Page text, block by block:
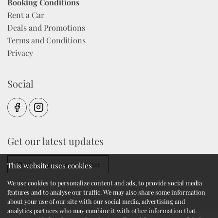
Booking Conditions
Rent a Car
Deals and Promotions
Terms and Conditions
Privacy
Social
Get our latest updates
Subscribe to our newsletter
This website uses cookies
We use cookies to personalize content and ads, to provide social media
features and to analyse our traffic. We may also share some information
about your use of our site with our social media, advertising and
analytics partners who may combine it with other information that